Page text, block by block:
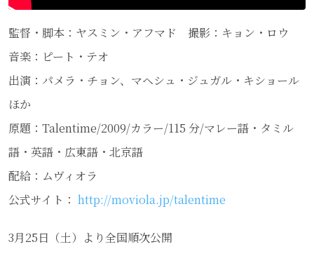
監督・脚本：ヤスミン・アフマド 撮影：キョン・ロウ
音楽：ピート・テオ
出演：パメラ・チョン、マヘシュ・ジュガル・キショール
ほか
原題：Talentime/2009/カラー/115 分/マレー語・タミル
語・英語・広東語・北京語
配給：ムヴィオラ
公式サイト： http://moviola.jp/talentime
3月25日（土）より全国順次公開